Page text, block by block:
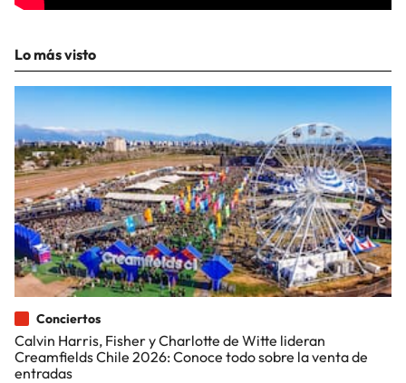
Lo más visto
Conciertos
Calvin Harris, Fisher y Charlotte de Witte lideran
Creamfields Chile 2026: Conoce todo sobre la venta de
entradas